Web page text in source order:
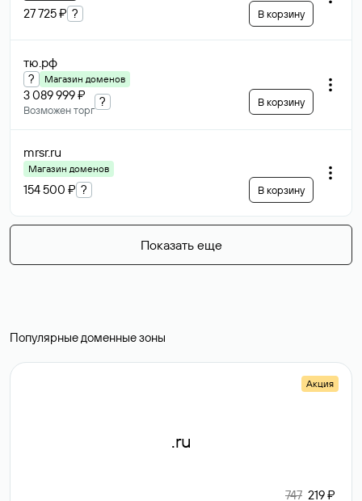
27 725 ₽ ? В корзину
тю.рф
? Магазин доменов
3 089 999 ₽
Возможен торг
? В корзину
mrsr.ru
Магазин доменов
154 500 ₽ ? В корзину
Показать еще
Популярные доменные зоны
Акция
.ru
747 219 ₽